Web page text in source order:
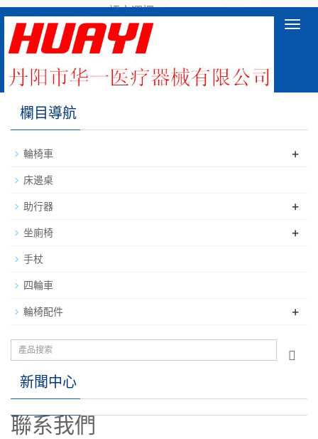
語言選擇： ∷
產品小類2_2
欄目導航
輪椅車 +
床邊桌
助行器 +
坐廁椅 +
手杖
四輪車
輪椅配件 +
新聞中心
聯系我們